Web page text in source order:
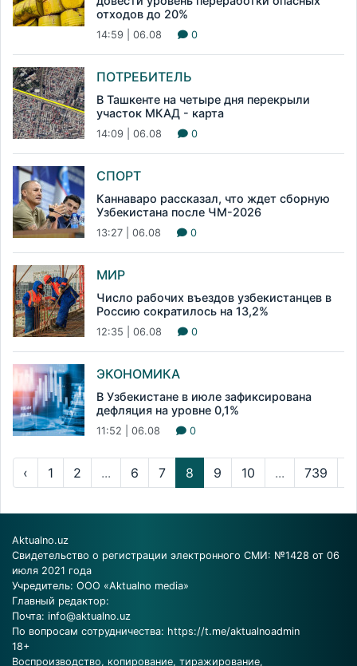
отходов до 20%
14:59 | 06.08 0
ПОТРЕБИТЕЛЬ
В Ташкенте на четыре дня перекрыли
участок МКАД - карта
14:09 | 06.08 0
СПОРТ
Каннаваро рассказал, что ждет сборную
Узбекистана после ЧМ-2026
13:27 | 06.08 0
МИР
Число рабочих въездов узбекистанцев в
Россию сократилось на 13,2%
12:35 | 06.08 0
ЭКОНОМИКА
В Узбекистане в июле зафиксирована
дефляция на уровне 0,1%
11:52 | 06.08 0
‹ 1 2 ... 6 7 8 9 10 ... 739
Aktualno.uz
Свидетельство о регистрации электронного СМИ: №1428 от 06
июля 2021 года
Учредитель: ООО «Aktualno media»
Главный редактор:
Почта: info@aktualno.uz
По вопросам сотрудничества: https://t.me/aktualnoadmin
18+
Воспроизводство, копирование, тиражирование,